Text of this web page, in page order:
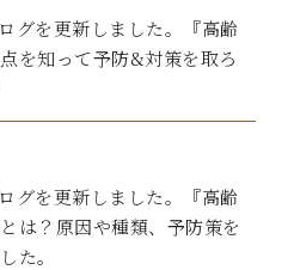
グを更新しました。『高齢
を知って予防&対策を取ろ
グを更新しました。『高齢
は？原因や種類、予防策を
た。